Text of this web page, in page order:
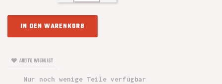
IN DEN WARENKORB
ADD TO WISHLIST
Nur noch wenige Teile verfügbar